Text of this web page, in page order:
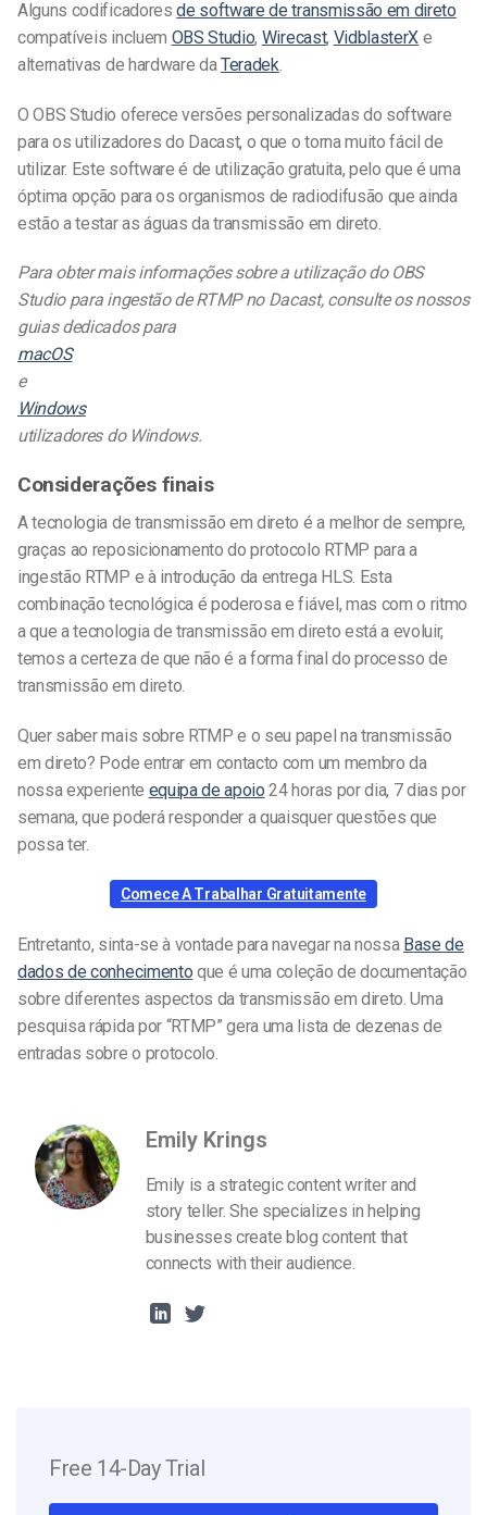
Alguns codificadoresde software de transmissão em direto
compatíveis incluem OBS Studio, Wirecast, VidblasterX e
alternativas de hardware daTeradek.
O OBS Studio oferece versões personalizadas do software
para os utilizadores do Dacast, o que o torna muito fácil de
utilizar. Este software é de utilização gratuita, pelo que é uma
óptima opção para os organismos de radiodifusão que ainda
estão a testar as águas da transmissão em direto.
Para obter mais informações sobre a utilização do OBS
Studio para ingestão de RTMP no Dacast, consulte os nossos
guias dedicados para
macOS
e
Windows
utilizadores do Windows.
Considerações finais
A tecnologia de transmissão em direto é a melhor de sempre,
graças ao reposicionamento do protocolo RTMP para a
ingestão RTMP e à introdução da entrega HLS. Esta
combinação tecnológica é poderosa e fiável, mas com o ritmo
a que a tecnologia de transmissão em direto está a evoluir,
temos a certeza de que não é a forma final do processo de
transmissão em direto.
Quer saber mais sobre RTMP e o seu papel na transmissão
em direto? Pode entrar em contacto com um membro da
nossa experiente equipa de apoio 24 horas por dia, 7 dias por
semana, que poderá responder a quaisquer questões que
possa ter.
Comece A Trabalhar Gratuitamente
Entretanto, sinta-se à vontade para navegar na nossa Base de
dados de conhecimento que é uma coleção de documentação
sobre diferentes aspectos da transmissão em direto. Uma
pesquisa rápida por “RTMP” gera uma lista de dezenas de
entradas sobre o protocolo.
Emily Krings
Emily is a strategic content writer and
story teller. She specializes in helping
businesses create blog content that
connects with their audience.
Free 14-Day Trial